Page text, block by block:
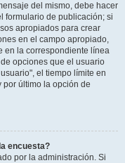
del mismo, debe hacer
formulario de publicación; si
apropiados para crear
en el campo apropiado,
en la correspondiente línea
opciones que el usuario
el tiempo límite en
último la opción de
encuesta?
por la administración. Si